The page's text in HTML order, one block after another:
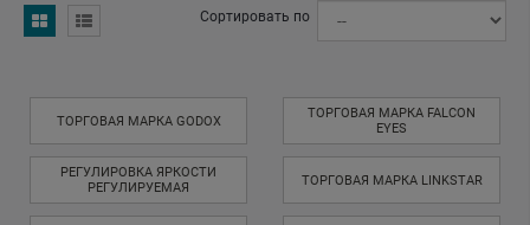
Сортировать по
ТОРГОВАЯ МАРКА GODOX
ТОРГОВАЯ МАРКА FALCON
EYES
РЕГУЛИРОВКА ЯРКОСТИ
РЕГУЛИРУЕМАЯ
ТОРГОВАЯ МАРКА LINKSTAR